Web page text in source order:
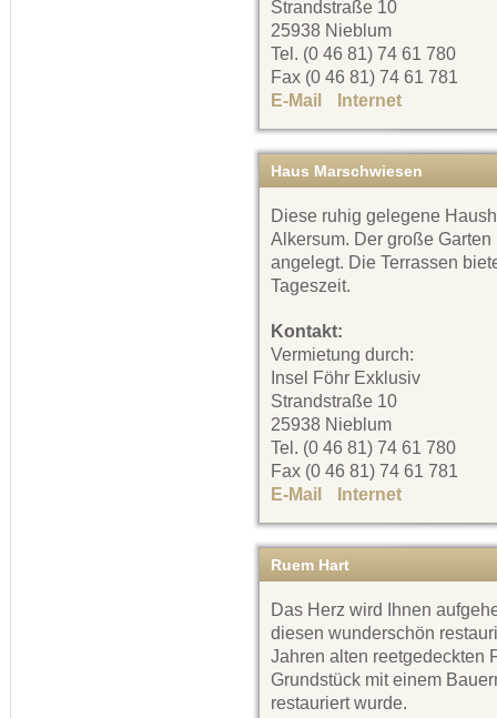
Strandstraße 10
25938 Nieblum
Tel. (0 46 81) 74 61 780
Fax (0 46 81) 74 61 781
E-Mail
Internet
Haus Marschwiesen
Diese ruhig gelegene
Alkersum. Der große Garten
angelegt. Die Terrassen
Tageszeit.
Kontakt:
Vermietung durch:
Insel Föhr Exklusiv
Strandstraße 10
25938 Nieblum
Tel. (0 46 81) 74 61 780
Fax (0 46 81) 74 61 781
E-Mail
Internet
Ruem Hart
Das Herz wird Ihnen
diesen wunderschön
Jahren alten reetgedeckten
Grundstück mit einem
restauriert wurde.